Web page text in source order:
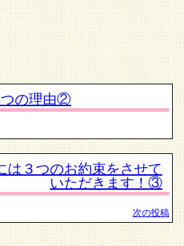
つの理由②
は３つのお約束をさせて
いただきます！③
次の投稿